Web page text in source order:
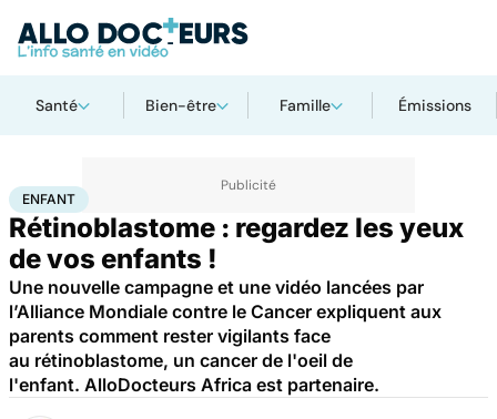
Santé Bien-être Famille Émissions
AccueilSanté Enfant
ENFANT
Rétinoblastome : regardez les yeux
de vos enfants !
Une nouvelle campagne et une vidéo lancées par
l’Alliance Mondiale contre le Cancer expliquent aux
parents comment rester vigilants face
au rétinoblastome, un cancer de l'oeil de
l'enfant. AlloDocteurs Africa est partenaire.